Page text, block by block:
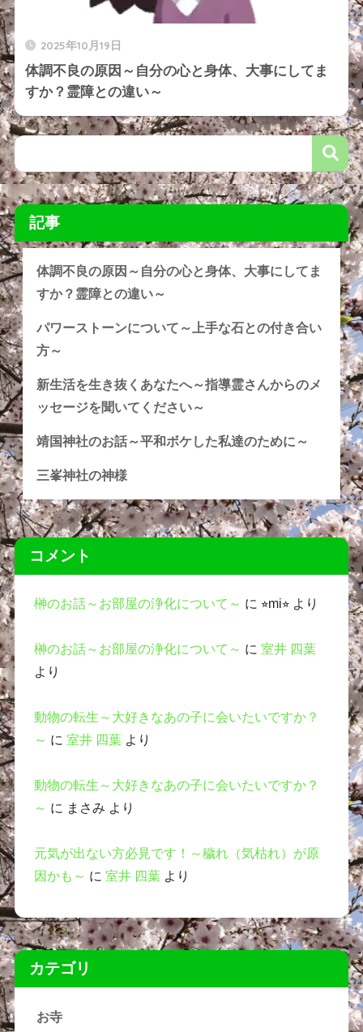
2025年10月19日
体調不良の原因～自分の心と身体、大事にしてま
すか？霊障との違い～
記事
体調不良の原因～自分の心と身体、大事にしてま
すか？霊障との違い～
パワーストーンについて～上手な石との付き合い
方～
新生活を生き抜くあなたへ～指導霊さんからのメ
ッセージを聞いてください～
靖国神社のお話～平和ボケした私達のために～
三峯神社の神様
コメント
榊のお話～お部屋の浄化について～ に ⭐︎mi⭐︎より
榊のお話～お部屋の浄化について～ に 室井 四葉
より
動物の転生～大好きなあの子に会いたいですか？
～ に 室井 四葉より
動物の転生～大好きなあの子に会いたいですか？
～ に まさみ より
元気が出ない方必見です！～穢れ（気枯れ）が原
因かも～ に 室井 四葉より
カテゴリ
お寺